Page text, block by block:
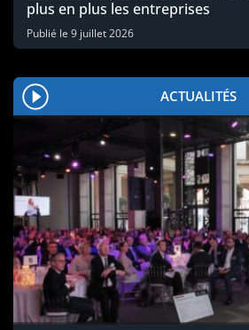
plus en plus les entreprises
Publié le 9 juillet 2026
ACTUALITÉS